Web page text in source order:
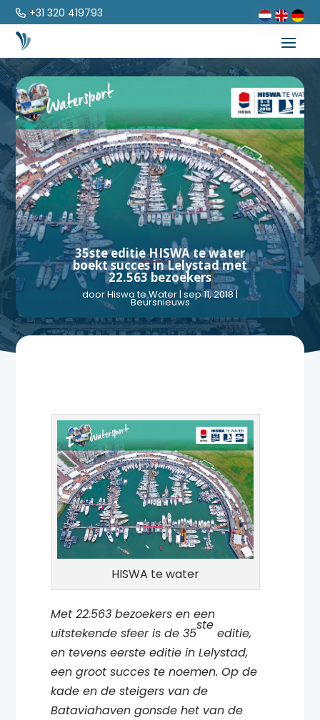
+31 320 419793
35ste editie HISWA te water
boekt succes in Lelystad met
22.563 bezoekers
doorHiswa te Water| sep 11, 2018|
Beursnieuws
HISWA te water
Met 22.563 bezoekers en een
uitstekende sfeer is de 35
ste
editie,
en tevens eerste editie in Lelystad,
een groot succes te noemen. Op de
kade en de steigers van de
Bataviahaven gonsde het van de